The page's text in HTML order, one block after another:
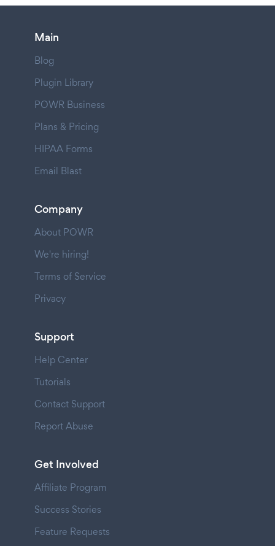
Main
Blog
Plugin Library
POWR Business
Plans & Pricing
HIPAA Forms
Email Blast
Company
About POWR
We're hiring!
Terms of Service
Privacy
Support
Help Center
Tutorials
Contact Support
Report Abuse
Get Involved
Affiliate Program
Success Stories
Feature Requests